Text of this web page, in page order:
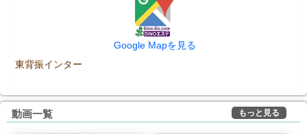
Google Mapを見る
東背振インター
動画一覧 もっと見る